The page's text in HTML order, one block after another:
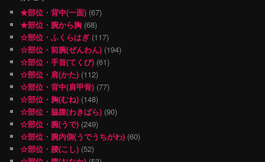
★部位・背中(一面) (67)
★部位・腕から胸 (68)
☆部位・ふくらはぎ (117)
☆部位・前腕(ぜんわん) (194)
☆部位・手首(てくび) (61)
☆部位・肩(かた) (112)
☆部位・背中(肩甲骨) (77)
☆部位・胸(むね) (148)
☆部位・脇腹(わきばら) (90)
☆部位・腕(うで) (249)
☆部位・腕内側(うでうちがわ) (60)
☆部位・腰(こし) (52)